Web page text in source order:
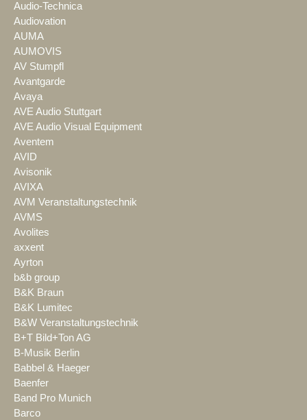
Audio-Technica
Audiovation
AUMA
AUMOVIS
AV Stumpfl
Avantgarde
Avaya
AVE Audio Stuttgart
AVE Audio Visual Equipment
Aventem
AVID
Avisonik
AVIXA
AVM Veranstaltungstechnik
AVMS
Avolites
axxent
Ayrton
b&b group
B&K Braun
B&K Lumitec
B&W Veranstaltungstechnik
B+T Bild+Ton AG
B-Musik Berlin
Babbel & Haeger
Baenfer
Band Pro Munich
Barco